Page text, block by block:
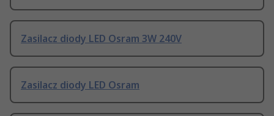
Zasilacz diody LED Osram 3W 240V
Zasilacz diody LED Osram